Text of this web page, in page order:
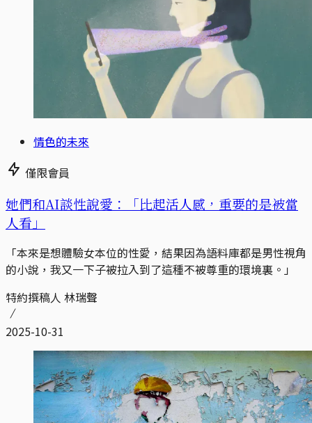
情色的未來
僅限會員
她們和AI談性說愛：「比起活人感，重要的是被當
人看」
「本來是想體驗女本位的性愛，結果因為語料庫都是男性視角
的小說，我又一下子被拉入到了這種不被尊重的環境裏。」
特約撰稿人 林瑞聲
2025-10-31